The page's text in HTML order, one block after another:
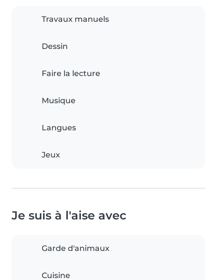
Travaux manuels
Dessin
Faire la lecture
Musique
Langues
Jeux
Je suis à l'aise avec
Garde d'animaux
Cuisine